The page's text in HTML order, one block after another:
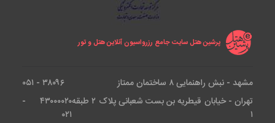
پرشین هتل سایت جامع رزرواسیون آنلاین هتل و تور
مشهد - نبش راهنمایی ۸ ساختمان ممتاز
۳۸۰۹۶ - ۰۵۱
تهران - خیابان قیطریه بن بست شعبانی پلاک ۲ طبقه
۱
۴۳۰۰۰۰۲۰ -
۰۲۱